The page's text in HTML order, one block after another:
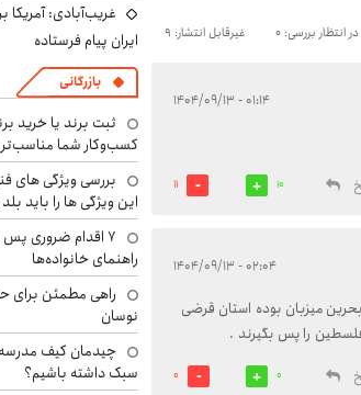
در انتظار بررسی: 0 غیرقابل انتشار: 9
۰۱:۱۴ - ۱۴۰۴/۰۹/۱۳
10
11
۰۲:۰۴ - ۱۴۰۴/۰۹/۱۳
میزبان بوده استان قرضی
را پس بگیرند .
0
0
غریب‌آبادی: آمریکا
ایران پیام فرستاده
بازرگانی
ثبت برند یا خرید
کسب‌وکار شما
بررسی ویژگی های
این ویژگی ها را باید
۷ اقدام ضروری
راهنمای خانواده‌ها
راهی مطمئن برای
نوسان
چیدمان کیف
سبک داشته باشیم؟